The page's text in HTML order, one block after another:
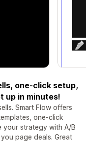
one-click setup,
up in minutes!
Smart Flow offers
one-click
your strategy with A/B
page deals. Great